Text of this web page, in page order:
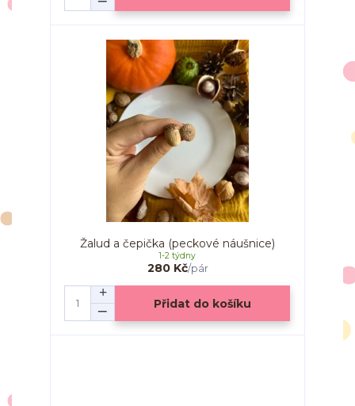
Žalud a čepička (peckové náušnice)
280 Kč/pár
1-2 týdny
Přidat do košíku